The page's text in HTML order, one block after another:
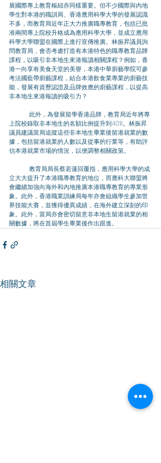
展國際專上教育樞紐亦同樣重要。但不少國際與內地
學生對本港的職訓局、香港應用科學大學的發展認識
不多，而教育局近年正大力推廣職專教育，包括已批
准兩間專上院校升格成為應用科學大學，並成立應用
科學大學聯盟在國際上進行宣傳推廣。林振昇議員詢
問教育局，會否考慮打造有本港特色的職專教育品牌
課程，以吸引非本地生來港報讀相關課程？例如，香
港一向享有美食天堂的美譽，本港中華廚藝學院可參
考法國藍帶廚藝課程，結合本港飲食業專業的廚藝技
能，發展有資歷認證及品牌效應的廚藝課程，以提高
非本地生來港報讀的吸引力？
上院校錄取非本地生的名額比例提升到40%。林振昇
議員建議當局追蹤這些非本地生畢業後留港就業的數
據，包括留港就業的人數以及從事的行業等，有助評
估本港就業市場的情況，以便調整相關政策。
立大大提升了本港職專教育的地位，而應科大聯盟將
會繼續加強向海外和內地推廣本港職專教育的專業形
象。此外，香港職業訓練局每年亦會組織學生參加世
界技能大賽，並獲得優異成績，在海外建立深刻的印
象。此外，當局亦會密切留意非本地生留港就業的相
關數據，將在首屆學生畢業後作出跟進。
相關文章